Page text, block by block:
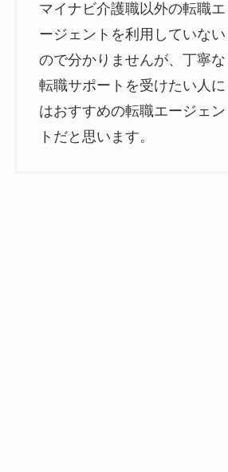
マイナビ介護職以外の転職エ
ージェントを利用していない
ので分かりませんが、丁寧な
転職サポートを受けたい人に
はおすすめの転職エージェン
トだと思います。